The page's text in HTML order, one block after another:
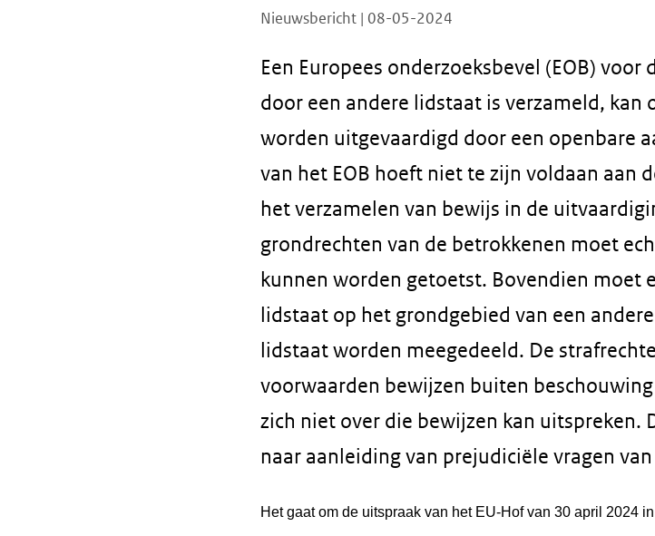
Nieuwsbericht | 08-05-2024
Een Europees onderzoeksbevel (EOB)
door een andere lidstaat is verzameld, kan
worden uitgevaardigd door een openbare
van het EOB hoeft niet te zijn voldaan aan
het verzamelen van bewijs in de
grondrechten van de betrokkenen moet
kunnen worden getoetst. Bovendien moet
lidstaat op het grondgebied van een
lidstaat worden meegedeeld. De
voorwaarden bewijzen buiten
zich niet over die bewijzen kan uitspreken.
naar aanleiding van prejudiciële vragen
Het gaat om de uitspraak van het EU-Hof van 30 april 2024